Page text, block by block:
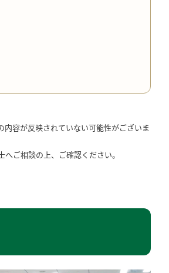
容が反映されていない可能性がございま
ご相談の上、ご確認ください。